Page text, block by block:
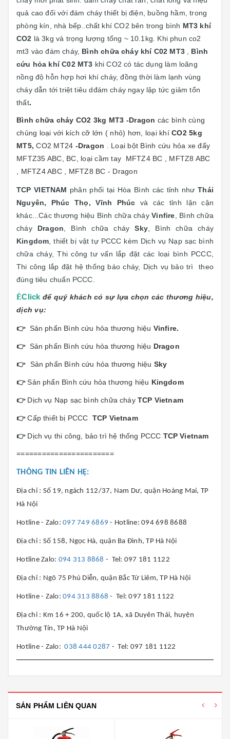
quả cao đối với đám cháy thiết bị điện, buồng hầm, trong
phòng kín, nhà bếp..chất khí CO2 bên trong bình MT3 khí
CO2 là 3kg và trọng lượng tổng ~ 10.1kg. Khi phun co2
mt3 vào đám cháy, Bình chữa cháy khí C02 MT3, Bình
cứu hỏa khí C02 MT3 khi CO2 có tác dụng làm loãng
nồng độ hỗn hợp hơi khí cháy, đồng thời làm lạnh vùng
cháy dẫn tới triệt tiêu dđám cháy ngay lập tức giảm tổn
thất.
Bình chữa cháy CO2 3kg MT3 -Dragon các bình cùng
chủng loại với kích cỡ lớn ( nhỏ) hơn, loại khí CO2 5kg
MT5,CO2 MT24 -Dragon . Loại bột Bình cứu hỏa xe đẩy
MFTZ35 ABC, BC, loại cầm tay MFTZ4 BC , MFTZ8 ABC
, MFTZ4 ABC , MFTZ8 BC - Dragon
TCP VIETNAM phân phối tại Hòa Bình các tỉnh nhưThái
Nguyên, Phúc Thọ, Vĩnh Phúc và các tỉnh lận cận
khác...Các thương hiệu Bình chữa cháyVinfire , Bình chữa
cháy Dragon , Bình chữa cháySky, Bình chữa cháy
Kingdom , thiết bị vật tự PCCC kèm Dịch vụ Nạp sạc bình
chữa cháy, Thi công tư vấn lắp đặt các loại bình PCCC,
Thi công lắp đặt hệ thống báo cháy, Dịch vụ bảo trì
theo
đúng tiêu chuẩn PCCC.
ÊClick để quý khách có sự lựa chọn các thương hiệu,
dịch vụ:
👉 Sản phẩn Bình cứu hỏa thương hiệu Vinfire.
👉 Sản phẩn Bình cứu hỏa thương hiệu Dragon
👉 Sản phẩn Bình cứu hỏa thương hiệu Sky
👉Sản phẩn Bình cứu hỏa thương hiệu Kingdom
👉 Dịch vụ Nạp sạc bình chữa cháy TCP Vietnam
👉Cấp thiết bị PCCC TCP Vietnam
👉 Dịch vụ thi công, bảo trì hệ thống PCCC TCP Vietnam
=======================
THÔNG TIN LIÊN HỆ:
Địa chỉ : Số 19, ngách 112/37, Nam Dư, quận Hoàng Mai, TP
Hà Nội
Hotline - Zalo: 097 749 6869- Hotline: 094 698 8688
Địa chỉ : Số 158, Ngọc Hà, quận Ba Đình, TP Hà Nội
Hotline Zalo: 094 313 8868 - Tel: 097 181 1122
Địa chỉ : Ngõ 75 Phú Diễn, quận Bắc Từ Liêm, TP Hà Nội
Hotline - Zalo: 094 313 8868- Tel: 097 181 1122
Địa chỉ : Km 16 + 200, quốc lộ 1A, xã Duyên Thái, huyện
Thường Tín, TP Hà Nội
Hotline - Zalo:038 444 0287 - Tel: 097 181 1122
SẢN PHẨM LIÊN QUAN